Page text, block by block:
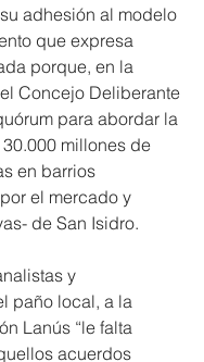
adhesión al modelo
que expresa
porque, en la
Concejo Deliberante
para abordar la
millones de
en barrios
el mercado y
de San Isidro.
y
paño local, a la
Lanús “le falta
acuerdos